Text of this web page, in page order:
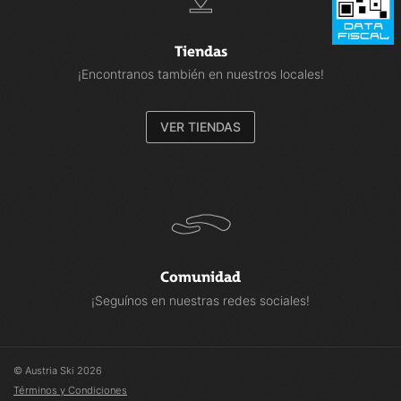
Tiendas
¡Encontranos también en nuestros locales!
VER TIENDAS
Comunidad
¡Seguínos en nuestras redes sociales!
© Austria Ski 2026
Términos y Condiciones